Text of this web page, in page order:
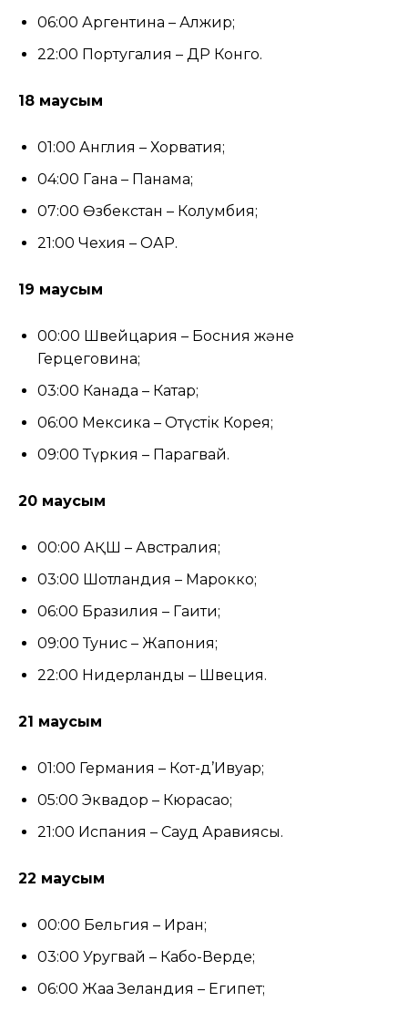
06:00 Аргентина – Алжир;
22:00 Португалия – ДР Конго.
18 маусым
01:00 Англия – Хорватия;
04:00 Гана – Панама;
07:00 Өзбекстан – Колумбия;
21:00 Чехия – ОАР.
19 маусым
00:00 Швейцария – Босния және
Герцеговина;
03:00 Канада – Катар;
06:00 Мексика – Оңтүстік Корея;
09:00 Түркия – Парагвай.
20 маусым
00:00 АҚШ – Австралия;
03:00 Шотландия – Марокко;
06:00 Бразилия – Гаити;
09:00 Тунис – Жапония;
22:00 Нидерланды – Швеция.
21 маусым
01:00 Германия – Кот-д’Ивуар;
05:00 Эквадор – Кюрасао;
21:00 Испания – Сауд Аравиясы.
22 маусым
00:00 Бельгия – Иран;
03:00 Уругвай – Кабо-Верде;
06:00 Жаңа Зеландия – Египет;